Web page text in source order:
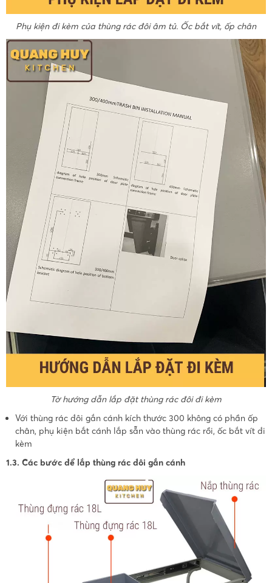
Phụ kiện đi kèm của thùng rác đôi âm tủ. Ốc bắt vít, ốp chân
Tờ hướng dẫn lắp đặt thùng rác đôi đi kèm
Với thùng rác đôi gắn cánh kích thước 300 không có phần ốp
chân, phụ kiện bắt cánh lắp sẵn vào thùng rác rồi, ốc bắt vít đi
kèm
1.3. Các bước để lắp thùng rác đôi gắn cánh